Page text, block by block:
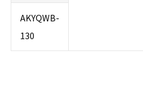
AKYQWB-
130